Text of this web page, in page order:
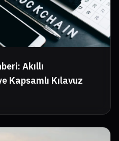
Akıllı
Kapsamlı Kılavuz